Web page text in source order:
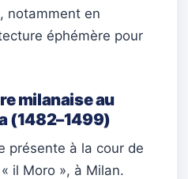
notamment en
éphémère pour
milanaise au
(1482–1499)
présente à la cour de
il Moro », à Milan.